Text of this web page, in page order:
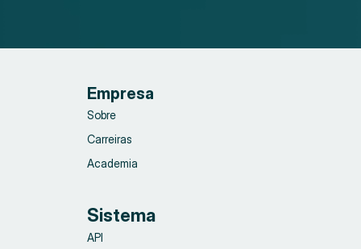
Empresa
Sobre
Carreiras
Academia
Sistema
API